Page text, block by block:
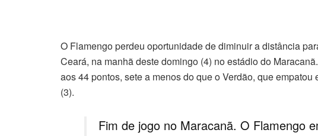
O Flamengo perdeu oportunidade de diminuir a distância
Ceará, na manhã deste domingo (4) no estádio do
aos 44 pontos, sete a menos do que o Verdão, que
(3).
Fim de jogo no Maracanã. O Flamengo